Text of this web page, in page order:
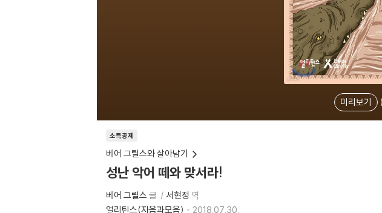
미리보기
소득공제
베어 그릴스와 살아남기
성난 악어 떼와 맞서라!
베어 그릴스 글 서현정 역
얼리틴스(자음과모음)
2018.07.30.